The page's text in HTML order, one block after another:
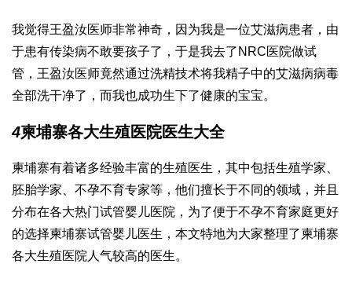
我觉得王盈汝医师非常神奇，因为我是一位艾滋病患者，由
于患有传染病不敢要孩子了，于是我去了NRC医院做试
管，王盈汝医师竟然通过洗精技术将我精子中的艾滋病病毒
全部洗干净了，而我也成功生下了健康的宝宝。
4柬埔寨各大生殖医院医生大全
柬埔寨有着诸多经验丰富的生殖医生，其中包括生殖学家、
胚胎学家、不孕不育专家等，他们擅长于不同的领域，并且
分布在各大热门试管婴儿医院，为了便于不孕不育家庭更好
的选择柬埔寨试管婴儿医生，本文特地为大家整理了柬埔寨
各大生殖医院人气较高的医生。